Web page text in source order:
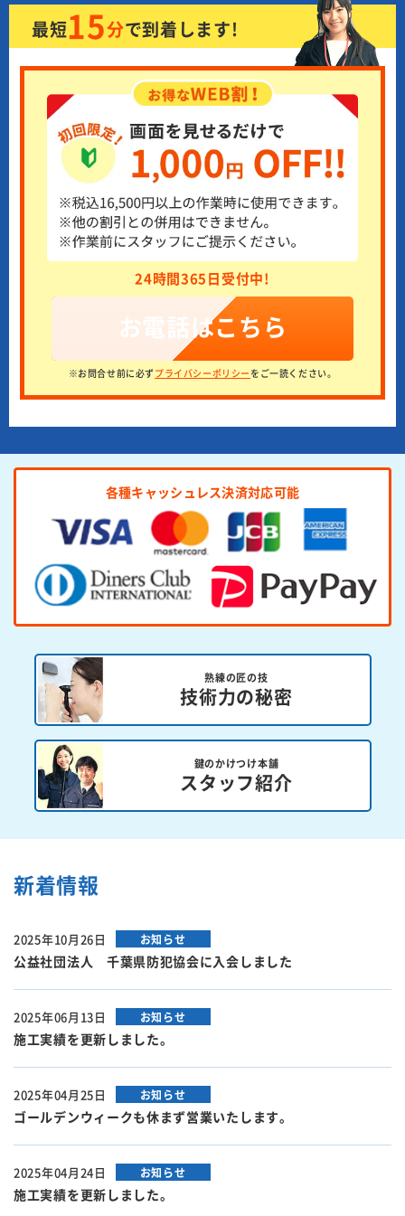
最短15分で到着します!
24時間365日受付中!
お電話はこちら
※お問合せ前に必ずプライバシーポリシー をご一読ください。
各種キャッシュレス決済対応可能
熟練の匠の技
技術力の秘密
鍵のかけつけ本舗
スタッフ紹介
新着情報
2025年10月26日 お知らせ
公益社団法人 千葉県防犯協会に入会しました
2025年06月13日 お知らせ
施工実績を更新しました。
2025年04月25日 お知らせ
ゴールデンウィークも休まず営業いたします。
2025年04月24日 お知らせ
施工実績を更新しました。